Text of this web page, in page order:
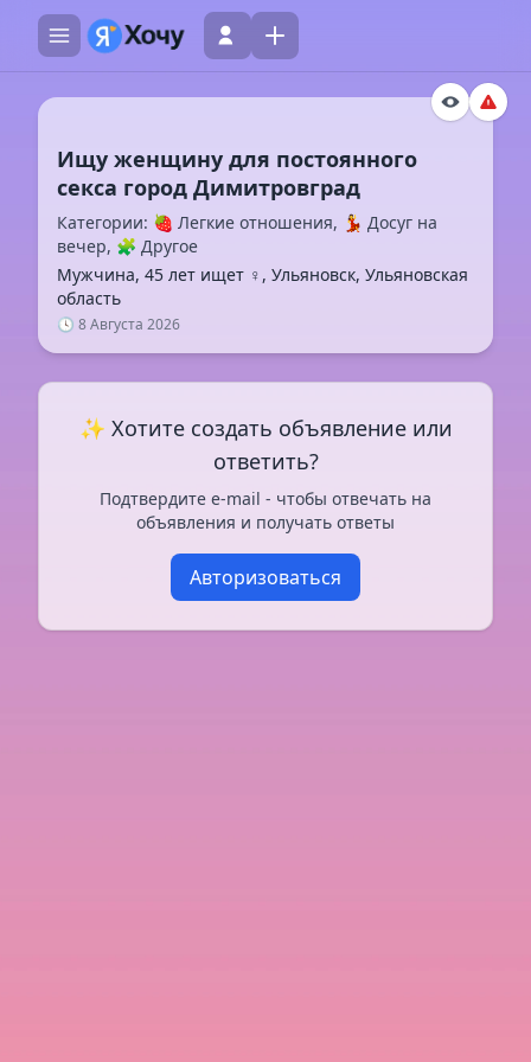
Ищу женщину для постоянного
Категории: 🍓 Легкие отношения, 💃 Досуг на
вечер, 🧩 Другое
Мужчина, 45 лет ищет ♀️, Ульяновск, Ульяновская
область
🕓 8 Августа 2026
✨ Хотите создать объявление или
ответить?
Подтвердите e-mail - чтобы отвечать на
объявления и получать ответы
Авторизоваться